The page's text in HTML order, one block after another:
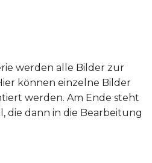
werden alle Bilder zur
können einzelne Bilder
werden. Am Ende steht
die dann in die Bearbeitung